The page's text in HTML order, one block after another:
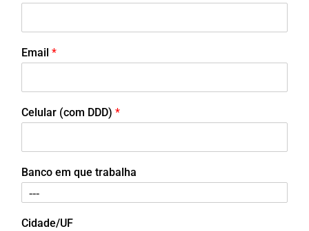
Email *
Celular (com DDD) *
Banco em que trabalha
Cidade/UF